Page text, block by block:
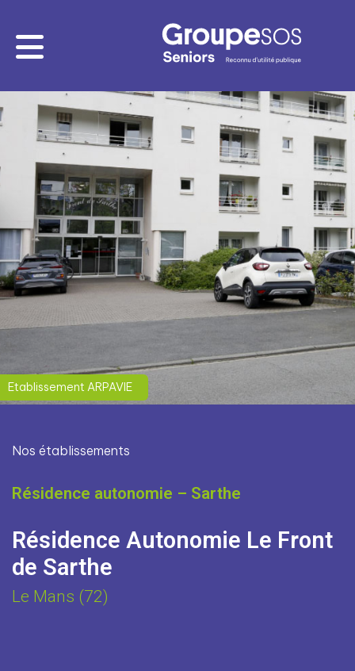
Nos établissements
Résidence autonomie – Sarthe
Résidence Autonomie Le Front
de Sarthe
Le Mans (72)
Etablissement ARPAVIE